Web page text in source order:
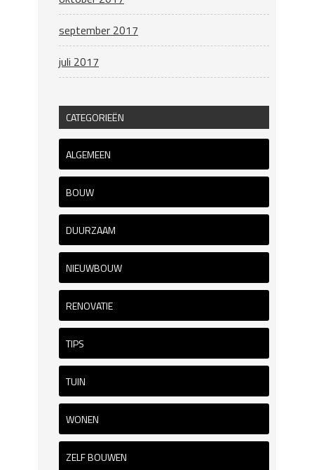
september 2017
juli 2017
CATEGORIEËN
ALGEMEEN
BOUW
DUURZAAM
NIEUWBOUW
RENOVATIE
TIPS
TUIN
WONEN
ZELF BOUWEN